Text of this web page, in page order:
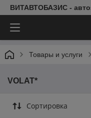
ВИТАВТОБАЗИС -
Товары и услуги
VOLAT*
Сортировка